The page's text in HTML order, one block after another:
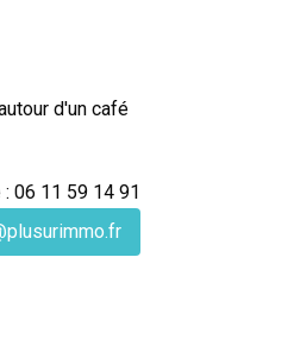
d'un café
06 11 59 14 91